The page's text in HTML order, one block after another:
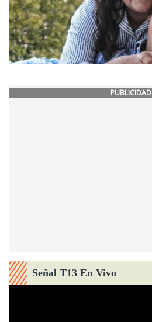
PUBLICIDAD
Señal T13 En Vivo